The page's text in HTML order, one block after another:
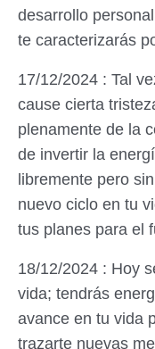
desarrollo
te caracterizarás
17/12/2024 : Tal
cause cierta
plenamente de la
de invertir la
libremente pero
nuevo ciclo en tu
tus planes para el
18/12/2024 : Hoy
vida; tendrás
avance en tu vida
trazarte nuevas